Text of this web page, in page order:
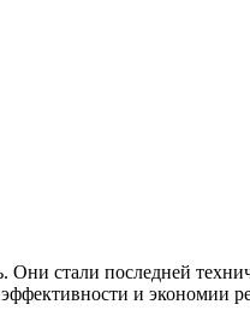
стали последней
и экономии